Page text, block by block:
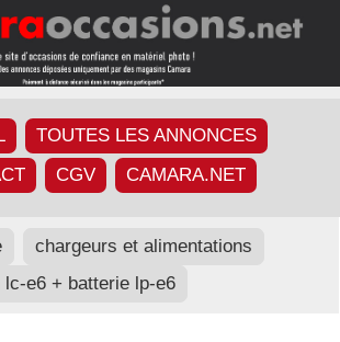
TOUTES LES ANNONCES
CGV CAMARA.NET
chargeurs et alimentations
lc-e6 + batterie lp-e6